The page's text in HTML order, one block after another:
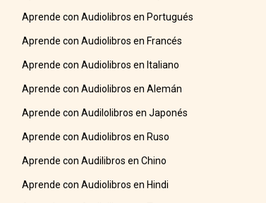
Aprende con Audiolibros en Portugués
Aprende con Audiolibros en Francés
Aprende con Audiolibros en Italiano
Aprende con Audiolibros en Alemán
Aprende con Audilolibros en Japonés
Aprende con Audiolibros en Ruso
Aprende con Audilibros en Chino
Aprende con Audiolibros en Hindi